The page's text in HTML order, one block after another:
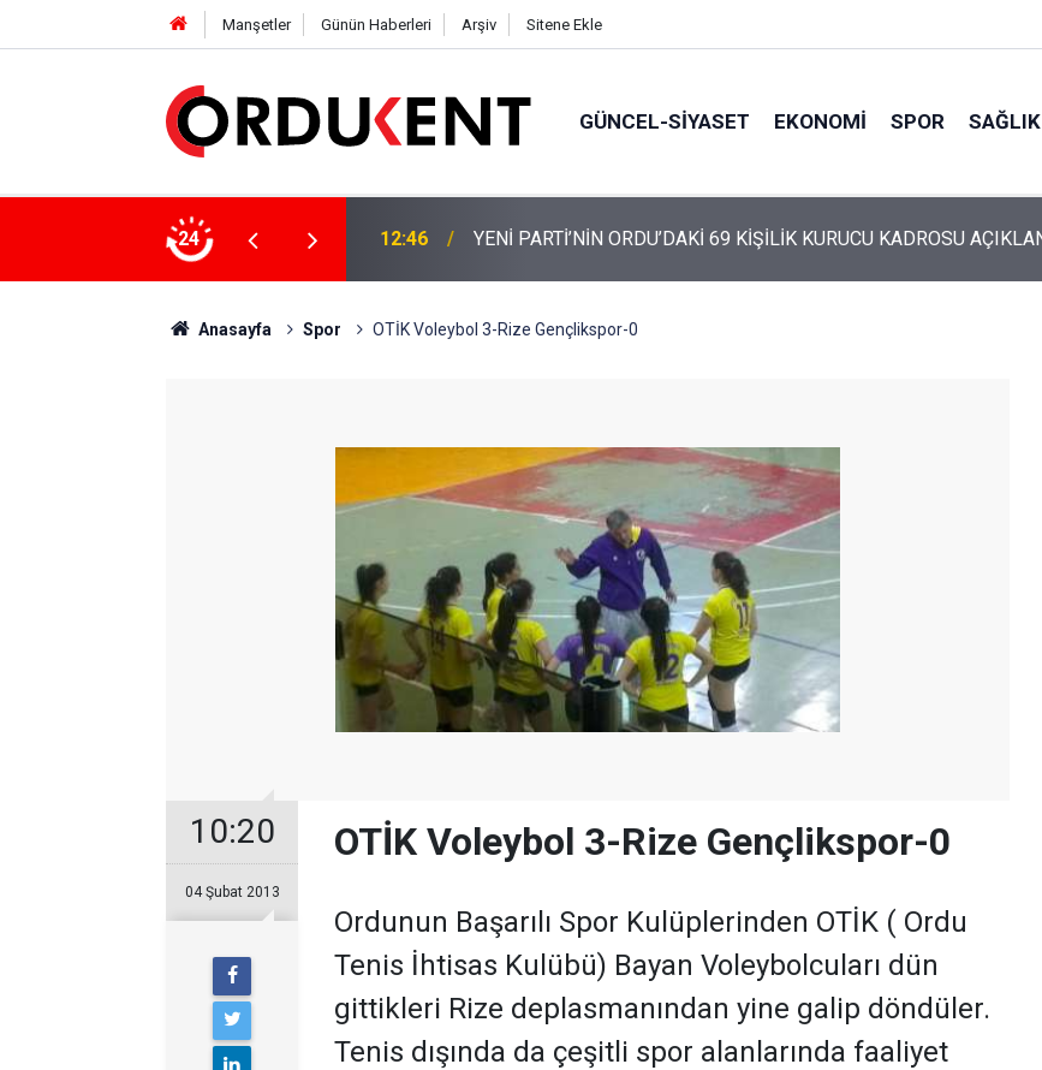
Manşetler Günün Haberleri Arşiv Sitene Ekle
GÜNCEL-SIYASET EKONOMI SPOR SAĞLIK
24
KURUCU KADROSU AÇIKLANDI 12:22 YENİ PARTİ ALTINORDU’DA KURUCU YÖNETİMİNİ AÇIKLADI
Anasayfa Spor OTİK Voleybol 3-Rize Gençlikspor-0
10:20
04 Şubat 2013
OTİK Voleybol 3-Rize Gençlikspor-0
Ordunun Başarılı Spor Kulüplerinden OTİK ( Ordu
Tenis İhtisas Kulübü) Bayan Voleybolcuları dün
gittikleri Rize deplasmanından yine galip döndüler.
Tenis dışında da çeşitli spor alanlarında faaliyet